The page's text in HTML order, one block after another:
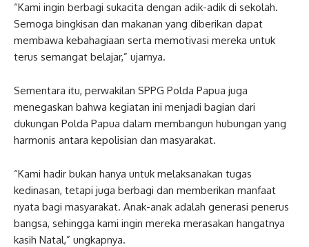
“Kami ingin berbagi sukacita dengan adik-adik di sekolah.
Semoga bingkisan dan makanan yang diberikan dapat
membawa kebahagiaan serta memotivasi mereka untuk
terus semangat belajar,” ujarnya.
Sementara itu, perwakilan SPPG Polda Papua juga
menegaskan bahwa kegiatan ini menjadi bagian dari
dukungan Polda Papua dalam membangun hubungan yang
harmonis antara kepolisian dan masyarakat.
“Kami hadir bukan hanya untuk melaksanakan tugas
kedinasan, tetapi juga berbagi dan memberikan manfaat
nyata bagi masyarakat. Anak-anak adalah generasi penerus
bangsa, sehingga kami ingin mereka merasakan hangatnya
kasih Natal,” ungkapnya.